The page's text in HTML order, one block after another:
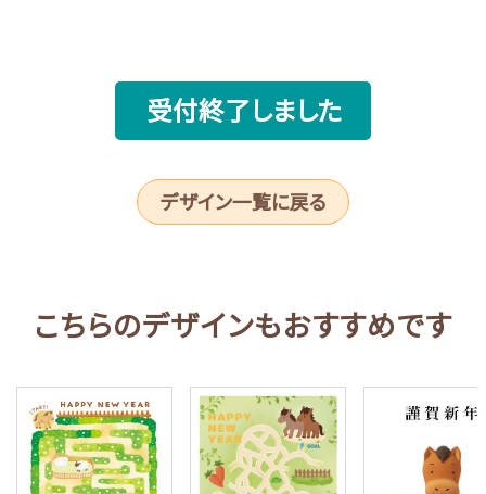
受付終了しました
デザイン一覧に戻る
こちらのデザインもおすすめです